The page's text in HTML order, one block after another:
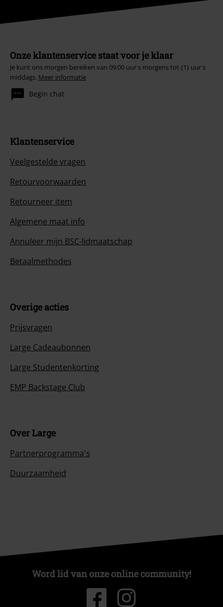
Onze klantenservice staat voor je klaar
Je kunt ons morgen bereiken van 09:00 uur s morgens tot {1} uur s
middags. Meer informatie
Begin chat
Klantenservice
Veelgestelde vragen
Retourvoorwaarden
Retourneer item
Algemene maat info
Annuleer mijn BSC-lidmaatschap
Betaalmethodes
Overige acties
Prijsvragen
Large Cadeaubonnen
Large Studentenkorting
EMP Backstage Club
Over Large
Partnerprogramma's
Duurzaamheid
Word lid van onze online community!